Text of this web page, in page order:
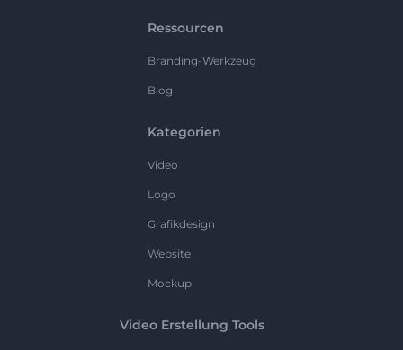
Ressourcen
Branding-Werkzeug
Blog
Kategorien
Video
Logo
Grafikdesign
Website
Mockup
Video Erstellung Tools